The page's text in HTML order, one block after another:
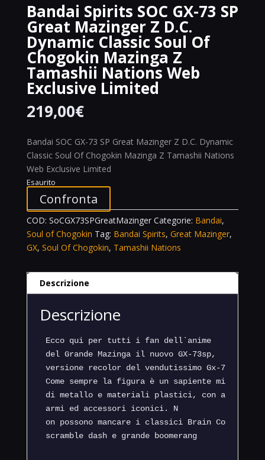
Bandai Spirits SOC GX-73 SP
Great Mazinger Z D.C.
Dynamic Classic Soul Of
Chogokin Mazinga Z
Tamashii Nations Web
Exclusive Limited
219,00€
Bandai SOC GX-73 SP Great Mazinger Z D.C. Dynamic
Classic Soul Of Chogokin Mazinga Z Tamashii Nations
Web Exclusive Limited
Esaurito
Confronta
COD: SoCGX73SPGreatMazinger Categorie: Bandai,
Soul of Chogokin Tag: Bandai Spirits, Great Mazinger,
GX, Soul Of Chogokin, Tamashii Nations
Descrizione
Descrizione
Ecco qui per tutti i fan dell`anime
del Grande Mazinga il nuovo GX-73sp,
versione recolor del vendutissimo Gx-73.
Come sempre la figura è un sapiente mix
di metallo e materiali plastici, con
armi ed accessori iconici. N
on possono mancare i classici Brain Condor,
scramble dash e grande boomerang